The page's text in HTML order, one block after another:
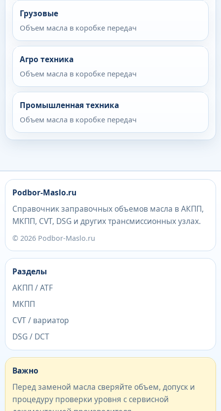
Грузовые
Объем масла в коробке передач
Агро техника
Объем масла в коробке передач
Промышленная техника
Объем масла в коробке передач
Podbor-Maslo.ru
Справочник заправочных объемов масла в АКПП,
МКПП, CVT, DSG и других трансмиссионных узлах.
© 2026 Podbor-Maslo.ru
Разделы
АКПП / ATF
МКПП
CVT / вариатор
DSG / DCT
Важно
Перед заменой масла сверяйте объем, допуск и
процедуру проверки уровня с сервисной